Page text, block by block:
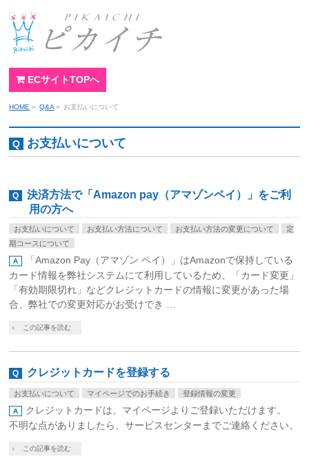
ECサイトTOPへ
HOME » Q&A » お支払いについて
お支払いについて
決済方法で「Amazon pay（アマゾンペイ）」をご利
用の方へ
お支払いについて お支払い方法について お支払い方法の変更について
定
期コースについて
「Amazon Pay（アマゾン ペイ）」はAmazonで保持している
カード情報を弊社システムにて利用しているため、「カード変更」
「有効期限切れ」などクレジットカードの情報に変更があった場
合、弊社での変更対応がお受けでき …
この記事を読む
クレジットカードを登録する
お支払いについて マイページでのお手続き 登録情報の変更
クレジットカードは、マイページよりご登録いただけます。
不明な点がありましたら、サービスセンターまでご連絡ください。
この記事を読む